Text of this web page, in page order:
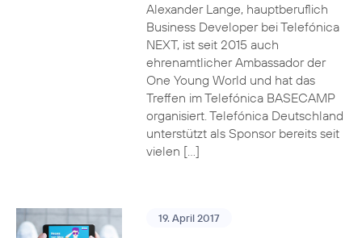
Alexander Lange, hauptberuflich
Business Developer bei Telefónica
NEXT, ist seit 2015 auch
ehrenamtlicher Ambassador der
One Young World und hat das
Treffen im Telefónica BASECAMP
organisiert. Telefónica Deutschland
unterstützt als Sponsor bereits seit
vielen […]
19. April 2017